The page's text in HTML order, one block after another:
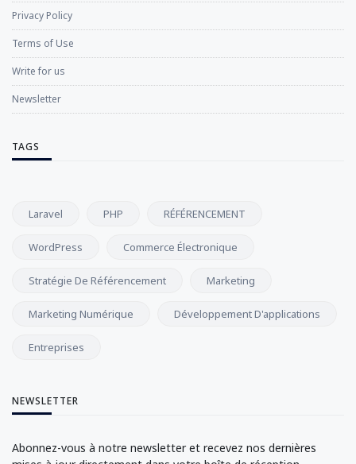
Privacy Policy
Terms of Use
Write for us
Newsletter
TAGS
Laravel PHP RÉFÉRENCEMENT
WordPress Commerce Électronique
Stratégie De Référencement Marketing
Marketing Numérique Développement D'applications
Entreprises
NEWSLETTER
Abonnez-vous à notre newsletter et recevez nos dernières